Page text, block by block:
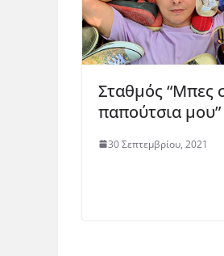
Σταθμός “Μπες
παπούτσια μου”
30 Σεπτεμβρίου, 2021